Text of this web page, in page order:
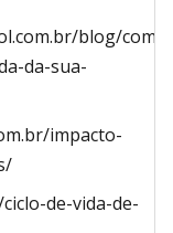
blog/como-
da-sua-
impacto-
de-vida-de-